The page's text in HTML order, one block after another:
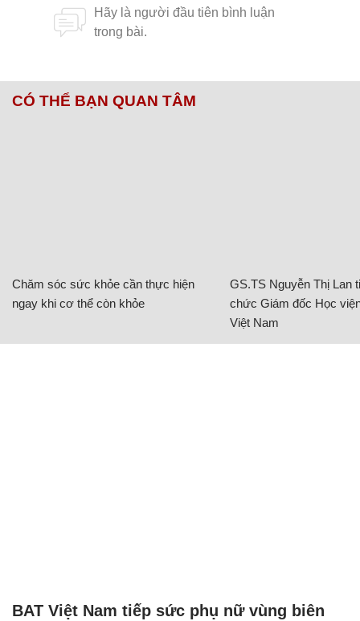
CÓ THỂ BẠN QUAN TÂM
Chăm sóc sức khỏe cần thực hiện
ngay khi cơ thể còn khỏe
GS.TS Nguyễn Thị Lan
chức Giám đốc Học
Việt Nam
BAT Việt Nam tiếp sức phụ nữ vùng biên